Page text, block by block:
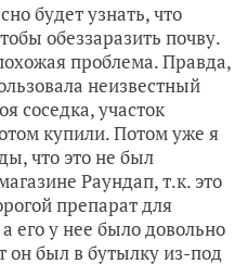
будет узнать, что
обеззаразить почву.
проблема. Правда,
неизвестный
соседка, участок
купили. Потом уже я
что это не был
Раундап, т.к. это
препарат для
его у нее было довольно
он был в бутылку из-под